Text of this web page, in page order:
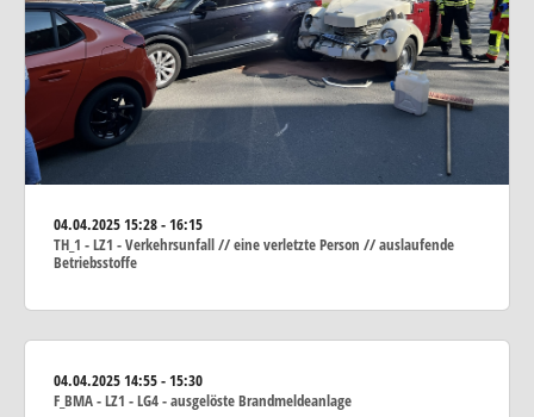
04.04.202515:28 - 16:15
TH_1 - LZ1 - Verkehrsunfall // eine verletzte Person // auslaufende
Betriebsstoffe
04.04.202514:55 - 15:30
F_BMA - LZ1 - LG4 - ausgelöste Brandmeldeanlage